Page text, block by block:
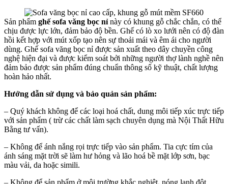
Sản phẩm ghế sofa văng bọc nỉ này có khung gỗ chắc chắn, có thể
chịu được lực lớn, đảm bảo độ bền. Ghế có lò xo lưới nên có độ đàn
hồi kết hợp với mút xốp tạo nên sự thoải mái và êm ái cho người
dùng. Ghế sofa văng bọc nỉ được sản xuất theo dây chuyền công
nghệ hiện đại và được kiểm soát bởi những người thợ lành nghề nên
đảm bảo được sản phẩm đúng chuẩn thông số kỹ thuật, chất lượng
hoàn hảo nhất.
Hướng dẫn sử dụng và bảo quản sản phẩm:
– Quý khách không để các loại hoá chất, dung môi tiếp xúc trực tiếp
với sản phẩm ( trừ các chất làm sạch chuyên dụng mà Nội Thất Hữu
Bằng tư vấn).
– Không để ánh nắng rọi trực tiếp vào sản phẩm. Tia cực tím của
ánh sáng mặt trời sẽ làm hư hỏng và lão hoá bề mặt lớp sơn, bạc
màu vải, da hoặc simili.
– Không để sản phẩm ở môi trường khắc nghiệt, nóng lạnh đột